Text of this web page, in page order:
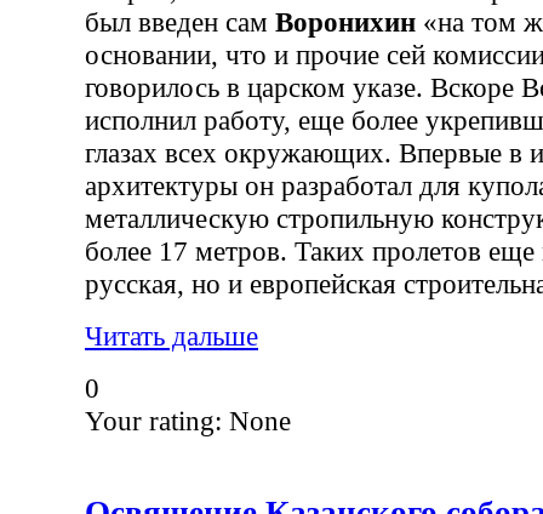
был введен сам Воронихин «на том
основании, что и прочие сей
говорилось в царском указе. Вскоре
исполнил работу, еще более
глазах всех окружающих. Впервые в
архитектуры он разработал для
металлическую стропильную
более 17 метров. Таких пролетов еще
русская, но и европейская
Читать дальше
0
Your rating: None